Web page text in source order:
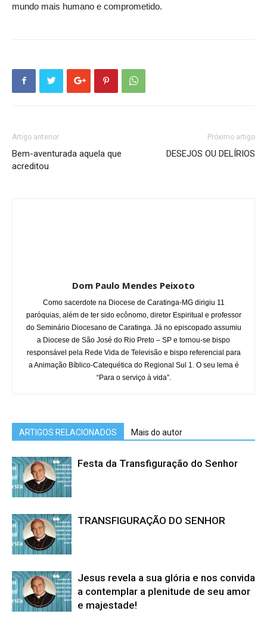
mundo mais humano e comprometido.
Artigo anterior
Bem-aventurada aquela que
acreditou
Próximo artigo
DESEJOS OU DELÍRIOS
Dom Paulo Mendes Peixoto
Como sacerdote na Diocese de Caratinga-MG dirigiu 11
paróquias, além de ter sido ecônomo, diretor Espiritual e professor
do Seminário Diocesano de Caratinga. Já no episcopado assumiu
a Diocese de São José do Rio Preto – SP e tornou-se bispo
responsável pela Rede Vida de Televisão e bispo referencial para
a Animação Bíblico-Catequética do Regional Sul 1. O seu lema é
“Para o serviço à vida”.
ARTIGOS RELACIONADOS Mais do autor
Festa da Transfiguração do Senhor
TRANSFIGURAÇÃO DO SENHOR
Jesus revela a sua glória e nos convida
a contemplar a plenitude de seu amor
e majestade!